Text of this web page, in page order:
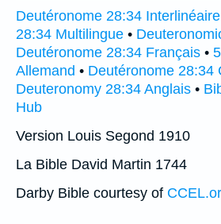
Deutéronome 28:34 Interlinéaire
28:34 Multilingue •
Deutéronome 28:34 Français •
Allemand • Deutéronome 28:34
Deuteronomy 28:34 Anglais •
Hub
Version Louis Segond 1910
La Bible David Martin 1744
Darby Bible courtesy of